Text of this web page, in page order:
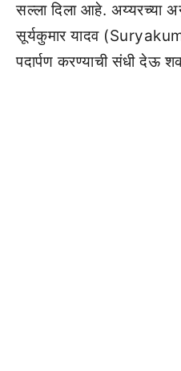
सल्ला दिला आहे. अय्यरच्या
सूर्यकुमार यादव
पदार्पण करण्याची संधी देऊ